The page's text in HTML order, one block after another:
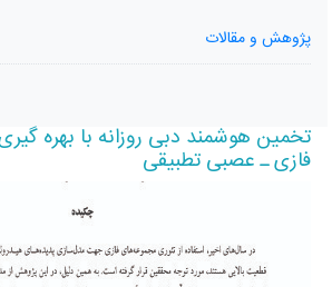
پژوهش و مقالات
تخمین هوشمند دبی روزانه با بهره
فازی ـ عصبی تطبیقی